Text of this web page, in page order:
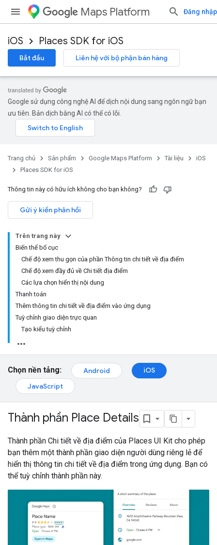
Maps Platform Đăng nhập
iOS Places SDK for iOS
Bắt đầu Liên hệ với bộ phận bán hàng
Google sử dụng công nghệ AI để dịch nội dung sang ngôn ngữ bạn
ưu tiên. Bản dịch bằng AI có thể có lỗi.
Trang chủ Sản phẩm Google Maps Platform Tài liệu
iOS
Places SDK for iOS
Thông tin này có hữu ích không cho bạn không?
Gửi ý kiến phản hồi
Trên trang này
Biến thể bố cục
Chế độ xem thu gọn của phần Thông tin chi tiết về địa điểm
Chế độ xem đầy đủ về Chi tiết địa điểm
Các lựa chọn hiển thị nội dung
Thanh toán
Thêm thông tin chi tiết về địa điểm vào ứng dụng
Tuỳ chỉnh giao diện trực quan
Tạo kiểu tuỳ chỉnh
Chọn nền tảng: Android
iOS
JavaScript
Thành phần Place Details
Thành phần Chi tiết về địa điểm của Places UI Kit cho phép
bạn thêm một thành phần giao diện người dùng riêng lẻ để
hiển thị thông tin chi tiết về địa điểm trong ứng dụng. Bạn có
thể tuỳ chỉnh thành phần này.